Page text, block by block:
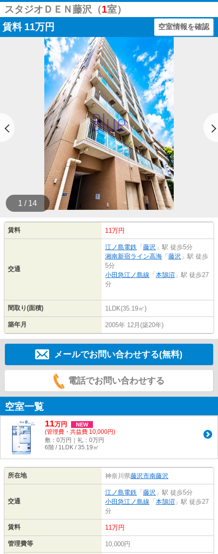
スタジオＤＥＮ藤沢（1室）
賃料 11万円 空室情報を確認
1 / 14
賃料 11万円
交通
江ノ島電鉄 「 藤沢 」駅 徒歩5分
湘南新宿ライン高海 「 藤沢 」駅 徒歩
5分
小田急江ノ島線 「 本鵠沼 」駅 徒歩27
分
間取り(面積) 1LDK(35.19㎡)
築年月 2005年 12月(築20年)
メールでお問い合わせする(無料)
電話でお問い合わせする
空室一覧
11万円 NEW
(管理費・共益費 10,000円)
敷：0万円｜礼：0万円
6階 / 1LDK / 35.19㎡
所在地 神奈川県藤沢市南藤沢
交通
江ノ島電鉄 「 藤沢 」駅 徒歩5分
小田急江ノ島線 「 本鵠沼 」駅 徒歩27
分
賃料 11万円
管理費等 10,000円